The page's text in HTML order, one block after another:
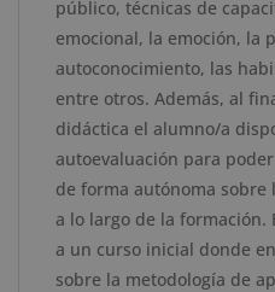
Acreditado
Apostilla
Haya
cantidad
público, técnicas de
emocional, la emoción, la
autoconocimiento, las
entre otros. Además, al
didáctica el alumno/a
autoevaluación para
de forma autónoma sobre
a lo largo de la formación.
a un curso inicial donde
sobre la metodología de